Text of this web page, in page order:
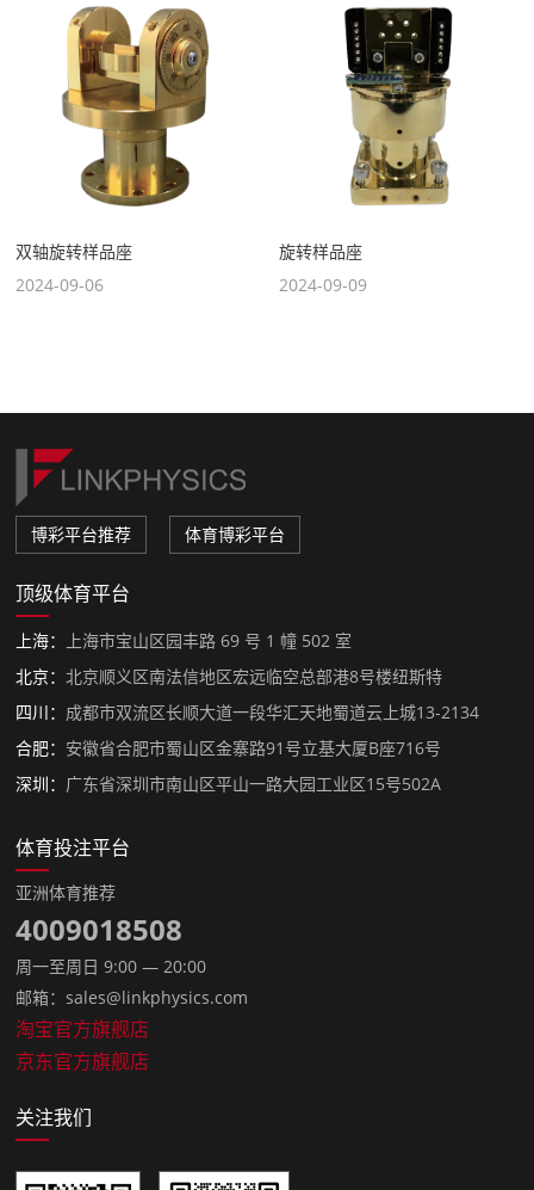
双轴旋转样品座
2024-09-06
旋转样品座
2024-09-09
博彩平台推荐 体育博彩平台
顶级体育平台
上海：
上海市宝山区园丰路 69 号 1 幢 502 室
北京：北京顺义区南法信地区宏远临空总部港8号楼纽斯特
四川： 成都市双流区长顺大道一段华汇天地蜀道云上城13-2134
合肥： 安徽省合肥市蜀山区金寨路91号立基大厦B座716号
深圳： 广东省深圳市南山区平山一路大园工业区15号502A
体育投注平台
亚洲体育推荐
4009018508
周一至周日 9:00 — 20:00
邮箱：sales@linkphysics.com
淘宝官方旗舰店
京东官方旗舰店
关注我们